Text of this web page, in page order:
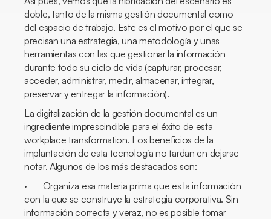
doble, tanto de la misma gestión documental como
del espacio de trabajo. Este es el motivo por el que se
precisan una estrategia, una metodología y unas
herramientas con las que gestionar la información
durante todo su ciclo de vida (capturar, procesar,
acceder, administrar, medir, almacenar, integrar,
preservar y entregar la información).
La digitalización de la gestión documental es un
ingrediente imprescindible para el éxito de esta
workplace transformation. Los beneficios de la
implantación de esta tecnología no tardan en dejarse
notar. Algunos de los más destacados son:
· Organiza esa materia prima que es la información
con la que se construye la estrategia corporativa. Sin
información correcta y veraz, no es posible tomar